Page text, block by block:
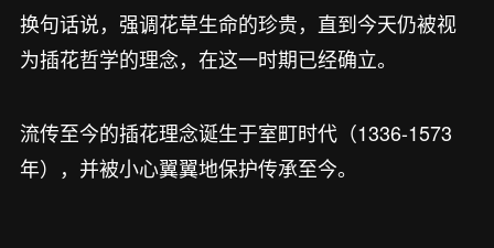
换句话说，强调花草生命的珍贵，直到今天仍被视
为插花哲学的理念，在这一时期已经确立。
流传至今的插花理念诞生于室町时代（1336-1573
年），并被小心翼翼地保护传承至今。